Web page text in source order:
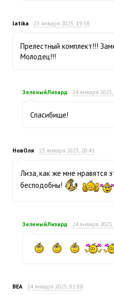
latika 23 января 2025, 19:38
Прелестный комплект!!!
Молодец!!!
ЗеленыйЛизард 24 января
Спасибище!
НовОля 23 января 2025, 20:41
Лиза, как же мне нравятся
бесподобны!
ЗеленыйЛизард 24 января
ВЕА 24 января 2025, 01:08